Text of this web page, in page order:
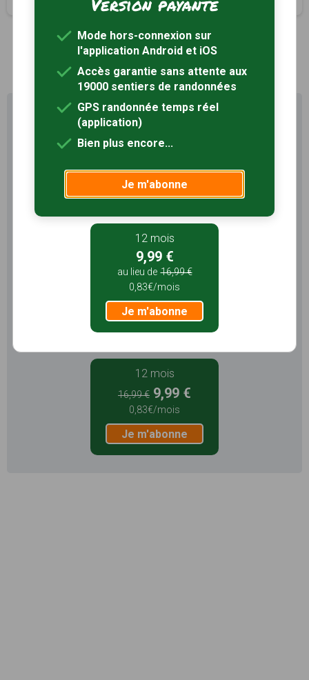
1
Profitez au maximum de
Sentiers en France avec rando
Le compteRando
permet de profiter de tout le
potentiel qu'offre Sentiers en France :
Mode hors-connexion
3 mois
5,99 €
1,99€/mois
Je m'abonne
12 mois
16,99 € 9,99 €
0,83€/mois
Je m'abonne
Mode hors-connexion sur
l'application Android et iOS
Accès garantie sans attente aux
19000 sentiers de randonnées
GPS randonnée temps réel
(application)
Bien plus encore...
Je m'abonne
12 mois
9,99 €
au lieu de 16,99 €
0,83€/mois
Je m'abonne